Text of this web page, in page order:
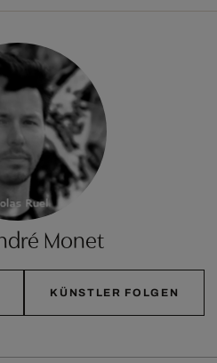
Monet
KÜNSTLER FOLGEN